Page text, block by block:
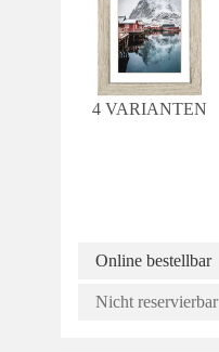
4 VARIANTEN
Online bestellbar
Nicht reservierbar